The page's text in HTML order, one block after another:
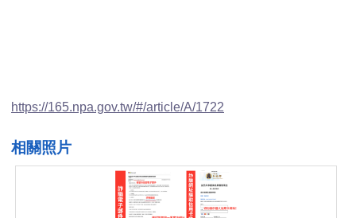
https://165.npa.gov.tw/#/article/A/1722
相關照片